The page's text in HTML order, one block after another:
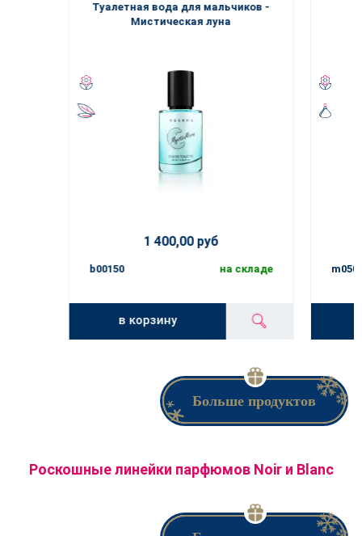
Туалетная вода для мальчиков -
Мистическая луна
1 400,00 руб
b00150 на складе
в корзину
Больше продуктов
Роскошные линейки парфюмов Noir и Blanc